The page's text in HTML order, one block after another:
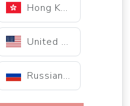
Hong Kong
United States
Russian Federation